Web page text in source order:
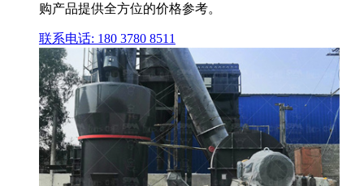
购产品提供全方位的价格参考。
联系电话: 180 3780 8511